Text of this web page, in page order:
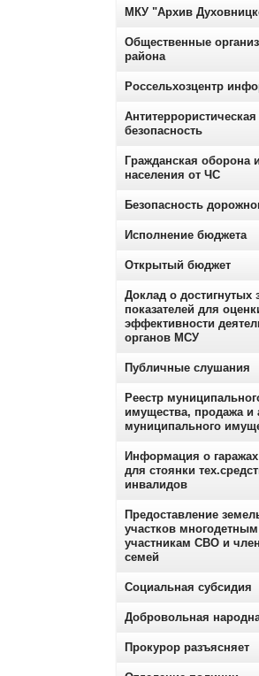
МКУ "Архив
Общественные
района
Россельхозцентр
Антитеррористическая
безопасность
Гражданская оборона
населения от ЧС
Безопасность
Исполнение бюджета
Открытый бюджет
Доклад о достигнутых
показателей для
эффективности
органов МСУ
Публичные слушания
Реестр
имущества, продажа и
муниципального
Информация о
для стоянки
инвалидов
Предоставление
участков
участникам СВО и
семей
Социальная субсидия
Добровольная
Прокурор разъясняет